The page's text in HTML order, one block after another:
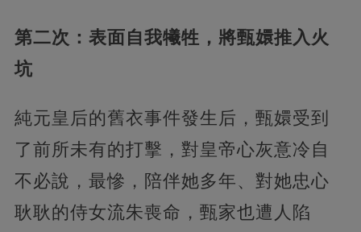
第二次：表面自我犧牲，將甄嬛推入火
坑
純元皇后的舊衣事件發生后，甄嬛受到
了前所未有的打擊，對皇帝心灰意冷自
不必說，最慘，陪伴她多年、對她忠心
耿耿的侍女流朱喪命，甄家也遭人陷